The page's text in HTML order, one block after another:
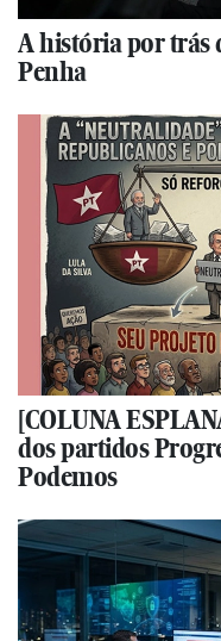
A história por trás
Penha
[COLUNA
dos partidos
Podemos